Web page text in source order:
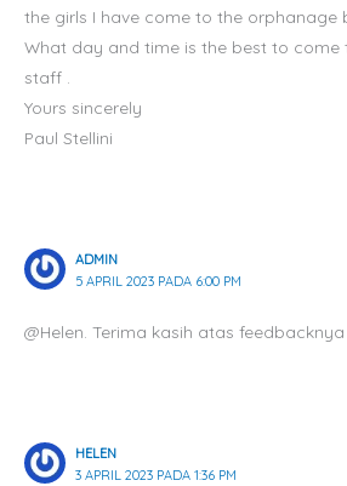
the girls I have come to the orphanage
What day and time is the best to come
staff .
Yours sincerely
Paul Stellini
ADMIN
5 APRIL 2023 PADA 6:00 PM
@Helen. Terima kasih atas feedbacknya
HELEN
3 APRIL 2023 PADA 1:36 PM